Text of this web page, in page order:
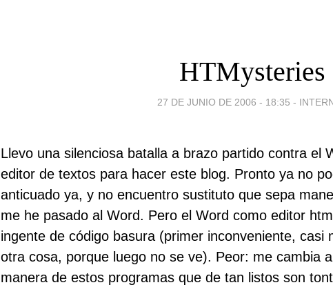
HTMysteries
27 DE JUNIO DE 2006 - 18:35 -
Llevo una silenciosa batalla a brazo partido contra el
editor de textos para hacer este blog. Pronto ya no
anticuado ya, y no encuentro sustituto que sepa
me he pasado al Word. Pero el Word como editor
ingente de código basura (primer inconveniente, casi
otra cosa, porque luego no se ve). Peor: me cambia
manera de estos programas que de tan listos son